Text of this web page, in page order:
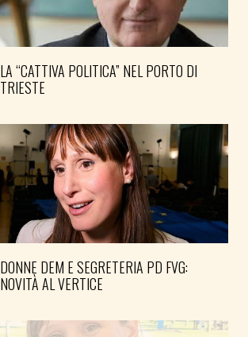
LA “CATTIVA POLITICA” NEL PORTO DI
TRIESTE
DONNE DEM E SEGRETERIA PD FVG:
NOVITÀ AL VERTICE